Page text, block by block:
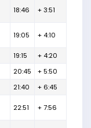
18:46 + 3:51
19:05 + 4:10
19:15
+ 4:20
20:45
+ 5:50
21:40 + 6:45
22:51 + 7:56